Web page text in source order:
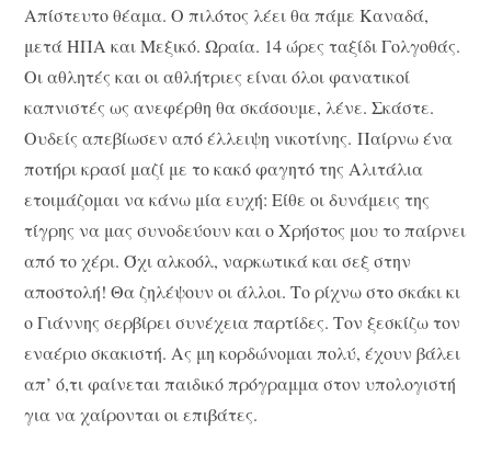
Απίστευτο θέαμα. Ο πιλότος λέει θα πάμε Καναδά,
μετά ΗΠΑ και Μεξικό. Ωραία. 14 ώρες ταξίδι Γολγοθάς.
Οι αθλητές και οι αθλήτριες είναι όλοι φανατικοί
καπνιστές ως ανεφέρθη θα σκάσουμε, λένε. Σκάστε.
Ουδείς απεβίωσεν από έλλειψη νικοτίνης. Παίρνω ένα
ποτήρι κρασί μαζί με το κακό φαγητό της Αλιτάλια
ετοιμάζομαι να κάνω μία ευχή: Είθε οι δυνάμεις της
τίγρης να μας συνοδεύουν και ο Χρήστος μου το παίρνει
από το χέρι. Όχι αλκοόλ, ναρκωτικά και σεξ στην
αποστολή! Θα ζηλέψουν οι άλλοι. Το ρίχνω στο σκάκι κι
ο Γιάννης σερβίρει συνέχεια παρτίδες. Τον ξεσκίζω τον
εναέριο σκακιστή. Ας μη κορδώνομαι πολύ, έχουν βάλει
απ’ ό,τι φαίνεται παιδικό πρόγραμμα στον υπολογιστή
για να χαίρονται οι επιβάτες.